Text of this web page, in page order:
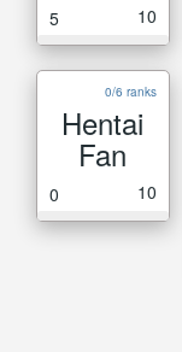
5 10
0/6 ranks
Hentai
Fan
0 10